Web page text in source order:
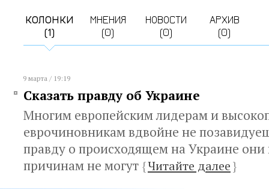
КОЛОНКИ
(1)
МНЕНИЯ
(0)
НОВОСТИ
(0)
АРХИВ
(0)
9 марта / 19:19
Сказать правду об Украине
Многим европейским лидерам и
еврочиновникам вдвойне не
правду о происходящем на Украине
причинам не могут {Читайте далее}